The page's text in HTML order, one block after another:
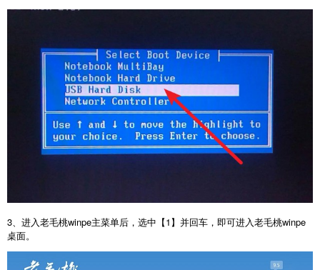
3、进入老毛桃winpe主菜单后，选中【1】并回车，即可进入老毛桃winpe
桌面。